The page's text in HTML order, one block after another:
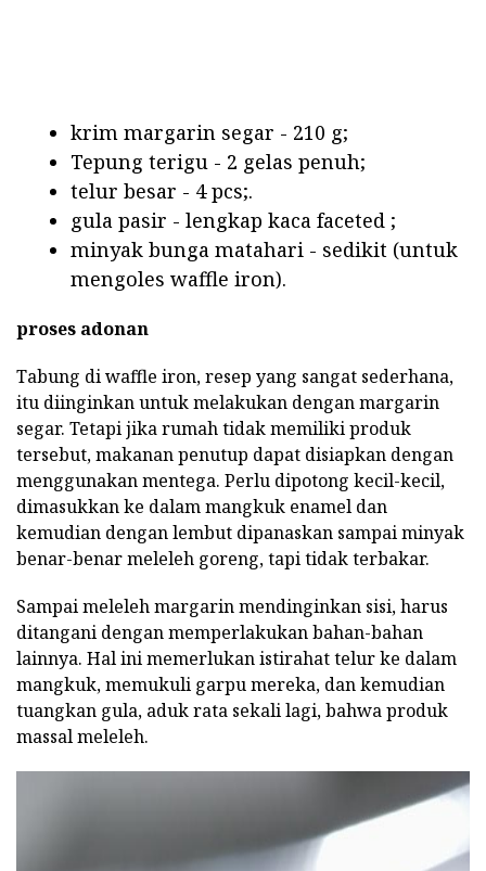
krim margarin segar - 210 g;
Tepung terigu - 2 gelas penuh;
telur besar - 4 pcs;.
gula pasir - lengkap kaca faceted ;
minyak bunga matahari - sedikit (untuk
mengoles waffle iron).
proses adonan
Tabung di waffle iron, resep yang sangat sederhana,
itu diinginkan untuk melakukan dengan margarin
segar. Tetapi jika rumah tidak memiliki produk
tersebut, makanan penutup dapat disiapkan dengan
menggunakan mentega. Perlu dipotong kecil-kecil,
dimasukkan ke dalam mangkuk enamel dan
kemudian dengan lembut dipanaskan sampai minyak
benar-benar meleleh goreng, tapi tidak terbakar.
Sampai meleleh margarin mendinginkan sisi, harus
ditangani dengan memperlakukan bahan-bahan
lainnya. Hal ini memerlukan istirahat telur ke dalam
mangkuk, memukuli garpu mereka, dan kemudian
tuangkan gula, aduk rata sekali lagi, bahwa produk
massal meleleh.